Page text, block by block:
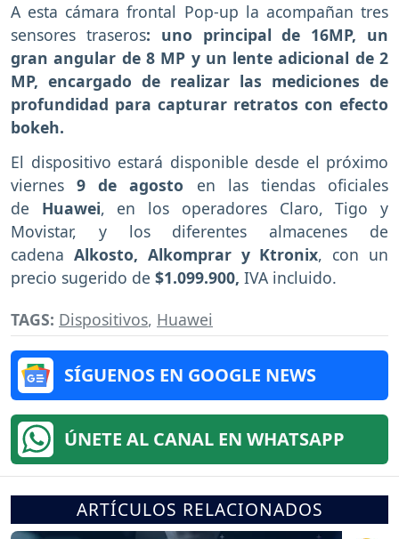
A esta cámara frontal Pop-up la acompañan tres
sensores traseros: uno principal de 16MP, un
gran angular de 8 MP y un lente adicional de 2
MP, encargado de realizar las mediciones de
profundidad para capturar retratos con efecto
bokeh.
El dispositivo estará disponible desde el próximo
viernes9 de agosto en las tiendas oficiales
de Huawei, en los operadores Claro, Tigo y
Movistar, y los diferentes almacenes de
cadena Alkosto, Alkomprar y Ktronix, con un
precio sugerido de $1.099.900, IVA incluido.
TAGS: Dispositivos, Huawei
SÍGUENOS EN GOOGLE NEWS
ÚNETE AL CANAL EN WHATSAPP
ARTÍCULOS RELACIONADOS